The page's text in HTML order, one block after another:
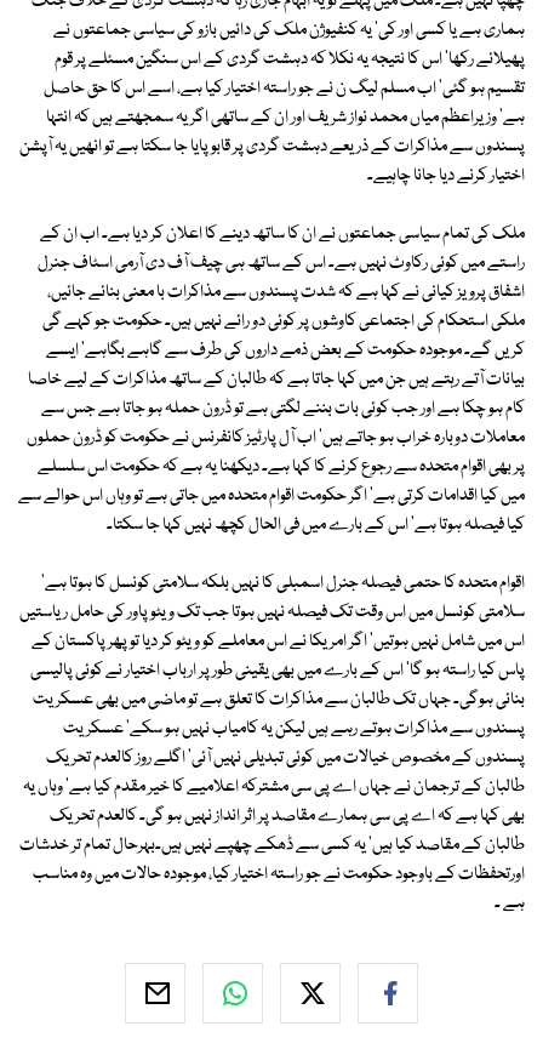
ہماری ہے یا کسی اور کی' یہ کنفیوژن ملک کی دائیں بازو کی سیاسی جماعتوں نے
پھیلائے رکھا' اس کا نتیجہ یہ نکلا کہ دہشت گردی کے اس سنگین مسئلے پر قوم
تقسیم ہو گئی' اب مسلم لیگ ن نے جو راستہ اختیار کیا ہے، اسے اس کا حق حاصل
ہے' وزیراعظم میاں محمد نواز شریف اور ان کے ساتھی اگر یہ سمجھتے ہیں کہ انتہا
پسندوں سے مذاکرات کے ذریعے دہشت گردی پر قابو پایا جا سکتا ہے تو انھیں یہ آپشن
اختیار کرنے دیا جانا چاہیے۔
ملک کی تمام سیاسی جماعتوں نے ان کا ساتھ دینے کا اعلان کر دیا ہے۔ اب ان کے
راستے میں کوئی رکاوٹ نہیں ہے۔ اس کے ساتھ ہی چیف آف دی آرمی اسٹاف جنرل
اشفاق پرویز کیانی نے کہا ہے کہ شدت پسندوں سے مذاکرات با معنی بنائے جائیں،
ملکی استحکام کی اجتماعی کاوشوں پر کوئی دو رائے نہیں ہیں۔ حکومت جو کہے گی
کریں گے۔ موجودہ حکومت کے بعض ذمے داروں کی طرف سے گاہے بگاہے' ایسے
بیانات آتے رہتے ہیں جن میں کہا جاتا ہے کہ طالبان کے ساتھ مذاکرات کے لیے خاصا
کام ہو چکا ہے اور جب کوئی بات بننے لگتی ہے تو ڈرون حملہ ہو جاتا ہے جس سے
معاملات دوبارہ خراب ہو جاتے ہیں' اب آل پارٹیز کانفرنس نے حکومت کو ڈرون حملوں
پر بھی اقوام متحدہ سے رجوع کرنے کا کہا ہے۔ دیکھنا یہ ہے کہ حکومت اس سلسلے
میں کیا اقدامات کرتی ہے' اگر حکومت اقوام متحدہ میں جاتی ہے تو وہاں اس حوالے سے
کیا فیصلہ ہوتا ہے' اس کے بارے میں فی الحال کچھ نہیں کہا جا سکتا۔
اقوام متحدہ کا حتمی فیصلہ جنرل اسمبلی کا نہیں بلکہ سلامتی کونسل کا ہوتا ہے'
سلامتی کونسل میں اس وقت تک فیصلہ نہیں ہوتا جب تک ویٹو پاور کی حامل ریاستیں
اس میں شامل نہیں ہوتیں' اگر امریکا نے اس معاملے کو ویٹو کر دیا تو پھر پاکستان کے
پاس کیا راستہ ہو گا' اس کے بارے میں بھی یقینی طور پر ارباب اختیار نے کوئی پالیسی
بنائی ہوگی۔ جہاں تک طالبان سے مذاکرات کا تعلق ہے تو ماضی میں بھی عسکریت
پسندوں سے مذاکرات ہوتے رہے ہیں لیکن یہ کامیاب نہیں ہو سکے' عسکریت
پسندوں کے مخصوص خیالات میں کوئی تبدیلی نہیں آئی' اگلے روز کالعدم تحریک
طالبان کے ترجمان نے جہاں اے پی سی مشترکہ اعلامیے کا خیر مقدم کیا ہے' وہاں یہ
بھی کہا ہے کہ اے پی سی ہمارے مقاصد پر اثر انداز نہیں ہو گی۔ کالعدم تحریک
طالبان کے مقاصد کیا ہیں' یہ کسی سے ڈھکے چھپے نہیں ہیں۔بہرحال تمام تر خدشات
اورتحفظات کے باوجود حکومت نے جو راستہ اختیار کیا، موجودہ حالات میں وہ مناسب
ہے ۔